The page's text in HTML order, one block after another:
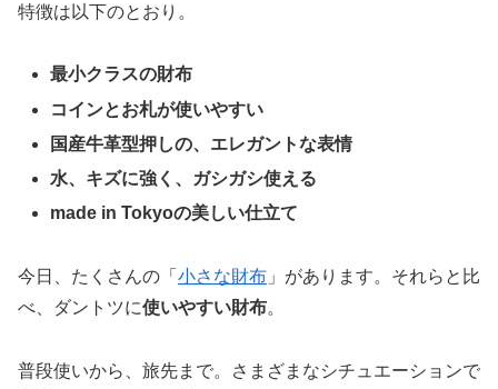
特徴は以下のとおり。
最小クラスの財布
コインとお札が使いやすい
国産牛革型押しの、エレガントな表情
水、キズに強く、ガシガシ使える
made in Tokyoの美しい仕立て
今日、たくさんの「 小さな財布 」があります。それらと比
べ、ダントツに使いやすい財布。
普段使いから、旅先まで。さまざまなシチュエーションで